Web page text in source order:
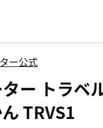
ー公式
ー トラベ
TRVS1